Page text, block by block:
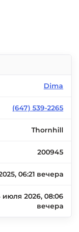
Dima
(647) 539-2265
Thornhill
200945
06:21 вечера
июля 2026, 08:06
вечера